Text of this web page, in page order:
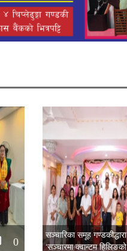
0
सञ्चारिका समूह गण्डकीद्धारा
‘सञ्चारमा क्वान्टम हिलिङको